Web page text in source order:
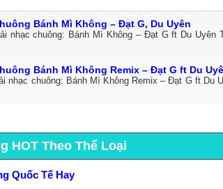
Bánh Mì Không – Đạt G, Du Uyên
nhạc chuông: Bánh Mì Không – Đạt G ft Du Uyên
Bánh Mì Không Remix – Đạt G ft Du
nhạc chuông: Bánh Mì Không Remix – Đạt G ft Du
HOT Theo Thể Loại
Quốc Tế Hay